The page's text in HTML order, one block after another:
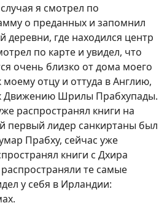
я смотрел по
о преданных и запомнил
деревни, где находился центр
по карте и увидел, что
очень близко от дома моего
моему отцу и оттуда в Англию,
Движению Шрилы Прабхупады.
распространял книги на
первый лидер санкиртаны был
Прабху, сейчас уже
книги с Дхира
те самые
у себя в Ирландии: